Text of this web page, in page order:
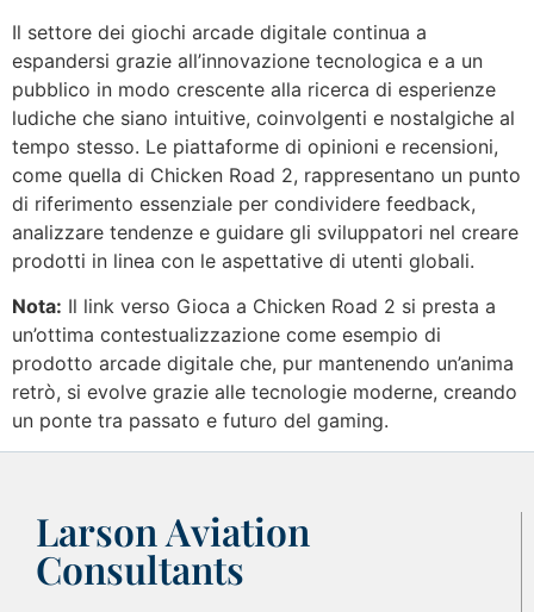
Il settore dei giochi arcade digitale continua a
espandersi grazie all’innovazione tecnologica e a un
pubblico in modo crescente alla ricerca di esperienze
ludiche che siano intuitive, coinvolgenti e nostalgiche al
tempo stesso. Le piattaforme di opinioni e recensioni,
come quella di Chicken Road 2, rappresentano un punto
di riferimento essenziale per condividere feedback,
analizzare tendenze e guidare gli sviluppatori nel creare
prodotti in linea con le aspettative di utenti globali.
Nota: Il link verso Gioca a Chicken Road 2 si presta a
un’ottima contestualizzazione come esempio di
prodotto arcade digitale che, pur mantenendo un’anima
retrò, si evolve grazie alle tecnologie moderne, creando
un ponte tra passato e futuro del gaming.
Larson Aviation
Consultants